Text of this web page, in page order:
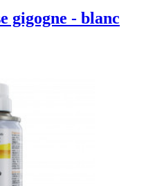
gigogne - blanc